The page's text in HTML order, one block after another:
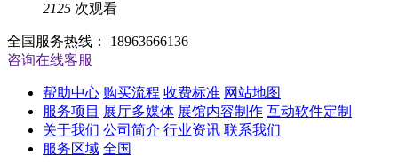
2125 次观看
全国服务热线：
18963666136
咨询在线客服
帮助中心 购买流程 收费标准 网站地图
服务项目 展厅多媒体 展馆内容制作 互动软件定制
关于我们 公司简介 行业资讯 联系我们
服务区域 全国